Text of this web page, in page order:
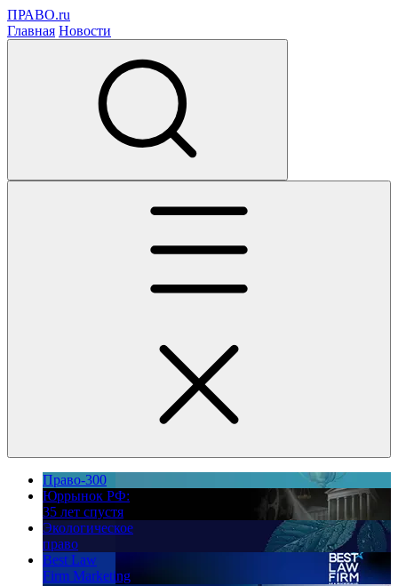
ПРАВО.ru
Главная Новости
Право-300
Юррынок РФ:
35 лет спустя
Экологическое
право
Best Law
Firm Marketing